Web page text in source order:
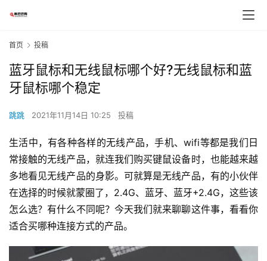
首页 投稿
蓝牙鼠标和无线鼠标哪个好?无线鼠标和蓝
牙鼠标哪个稳定
跳跳 2021年11月14日 10:25 投稿
生活中，有各种各样的无线产品，手机、wifi等都是我们日
常接触的无线产品，就连我们购买键鼠设备时，也能越来越
多地看见无线产品的身影。可就算是无线产品，有的小伙伴
在选择的时候就蒙圈了，2.4G、蓝牙、蓝牙+2.4G，这些该
怎么选？有什么不同呢？今天我们就来聊聊这件事，看看你
适合买哪种连接方式的产品。